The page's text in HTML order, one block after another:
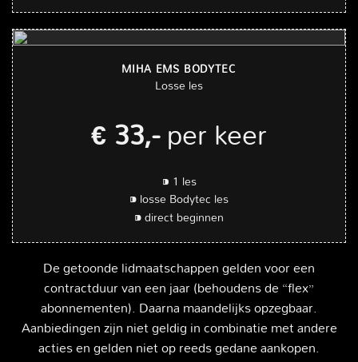
MIHA EMS BODYTEC
Losse les
€ 33,-per keer
⁍ 1 les
⁍ losse Bodytec les
⁍ direct beginnen
De getoonde lidmaatschappen gelden voor een
contractduur van een jaar (behoudens de “flex”
abonnementen). Daarna maandelijks opzegbaar.
Aanbiedingen zijn niet geldig in combinatie met andere
acties en gelden niet op reeds gedane aankopen.